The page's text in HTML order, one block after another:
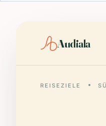
Audiala
REISEZIELE